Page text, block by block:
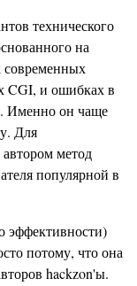
технического
на
современных
CGI, и ошибках в
Именно он чаще
Для
метод
популярной в
эффективности)
потому, что она
hackzon'ы.